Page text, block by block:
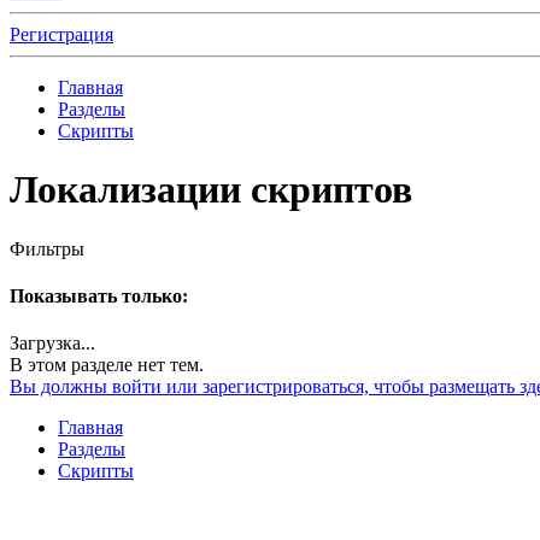
Регистрация
Главная
Разделы
Скрипты
Локализации скриптов
Фильтры
Показывать только:
Загрузка...
В этом разделе нет тем.
Вы должны войти или зарегистрироваться, чтобы размещать
Главная
Разделы
Скрипты